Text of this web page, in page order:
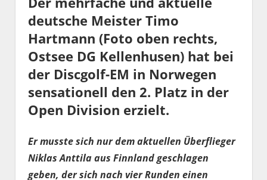
deutsche Meister Timo
Hartmann (Foto oben rechts,
Ostsee DG Kellenhusen) hat bei
der Discgolf-EM in Norwegen
sensationell den 2. Platz in der
Open Division erzielt.
Er musste sich nur dem aktuellen Überflieger
Niklas Anttila aus Finnland geschlagen
geben, der sich nach vier Runden einen